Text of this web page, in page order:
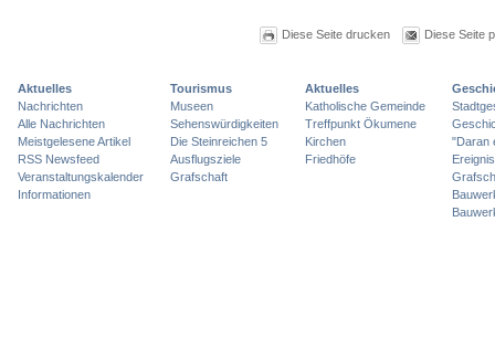
Diese Seite drucken Diese Seite
Aktuelles
Nachrichten
Alle Nachrichten
Meistgelesene Artikel
RSS Newsfeed
Veranstaltungskalender
Informationen
Tourismus
Museen
Sehenswürdigkeiten
Die Steinreichen 5
Ausflugsziele
Grafschaft
Aktuelles
Katholische Gemeinde
Treffpunkt Ökumene
Kirchen
Friedhöfe
"Daran